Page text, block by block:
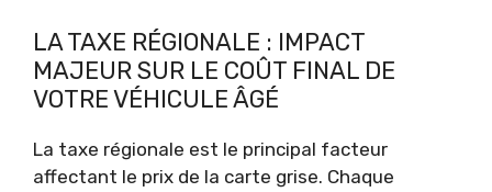
LA TAXE RÉGIONALE : IMPACT
MAJEUR SUR LE COÛT FINAL DE
VOTRE VÉHICULE ÂGÉ
La taxe régionale est le principal facteur
affectant le prix de la carte grise. Chaque